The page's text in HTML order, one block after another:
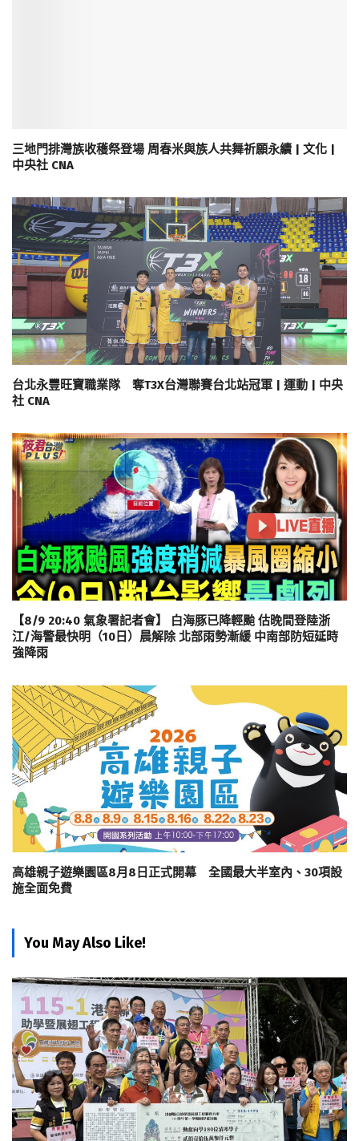
三地門排灣族收穫祭登場 周春米與族人共舞祈願永續 | 文化 |
中央社 CNA
台北永豐旺寶職業隊 奪T3X台灣聯賽台北站冠軍 | 運動 | 中央
社 CNA
【8/9 20:40 氣象署記者會】 白海豚已降輕颱 估晚間登陸浙
江/海警最快明（10日）晨解除 北部雨勢漸緩 中南部防短延時
強降雨
高雄親子遊樂園區8月8日正式開幕 全國最大半室內、30項設
施全面免費
You May Also Like!